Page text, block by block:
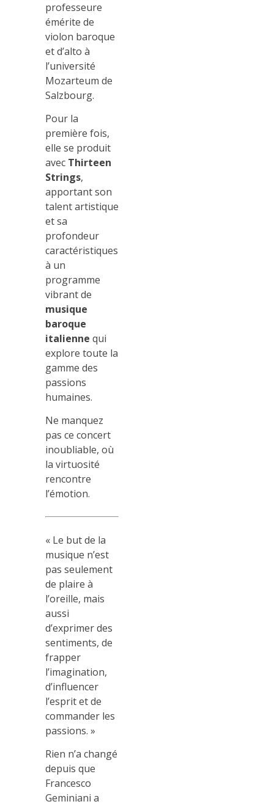
professeure
émérite de
violon baroque
et d’alto à
l’université
Mozarteum de
Salzbourg.
Pour la
première fois,
elle se produit
avec Thirteen
Strings,
apportant son
talent artistique
et sa
profondeur
caractéristiques
à un
programme
vibrant de
musique
baroque
italienne qui
explore toute la
gamme des
passions
humaines.
Ne manquez
pas ce concert
inoubliable, où
la virtuosité
rencontre
l’émotion.
« Le but de la
musique n’est
pas seulement
de plaire à
l’oreille, mais
aussi
d’exprimer des
sentiments, de
frapper
l’imagination,
d’influencer
l’esprit et de
commander les
passions. »
Rien n’a changé
depuis que
Francesco
Geminiani a